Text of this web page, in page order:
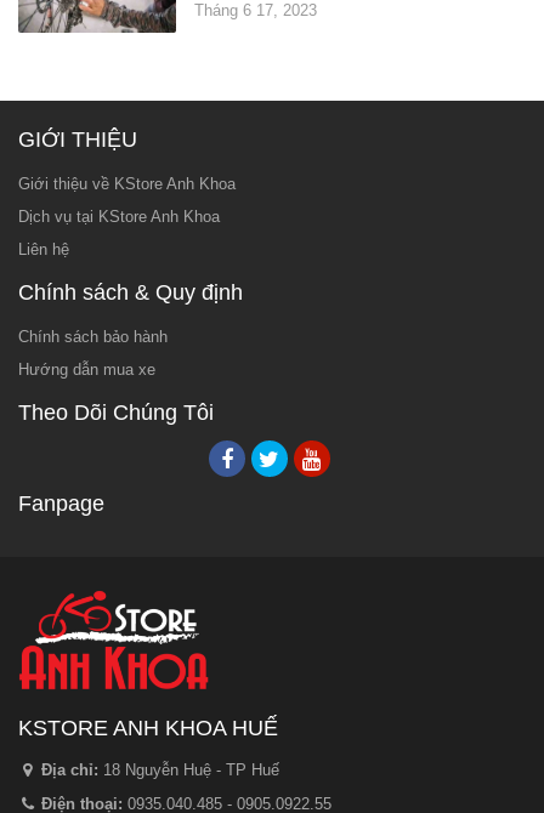
Tháng 6 17, 2023
GIỚI THIỆU
Giới thiệu về KStore Anh Khoa
Dịch vụ tại KStore Anh Khoa
Liên hệ
Chính sách & Quy định
Chính sách bảo hành
Hướng dẫn mua xe
Theo Dõi Chúng Tôi
Fanpage
KSTORE ANH KHOA HUẾ
Địa chỉ: 18 Nguyễn Huệ - TP Huế
Điện thoại: 0935.040.485 - 0905.0922.55